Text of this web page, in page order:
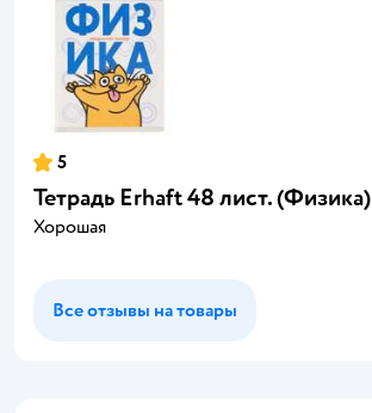
5
Тетрадь Erhaft 48 лист. (Физика)
Хорошая
Все отзывы на товары